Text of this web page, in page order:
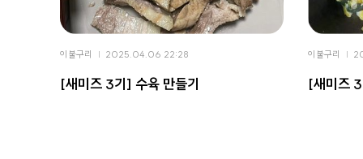
이불구리 2025.04.06 22:28
[새미즈 3기] 수육 만들기
이불구리
[새미즈